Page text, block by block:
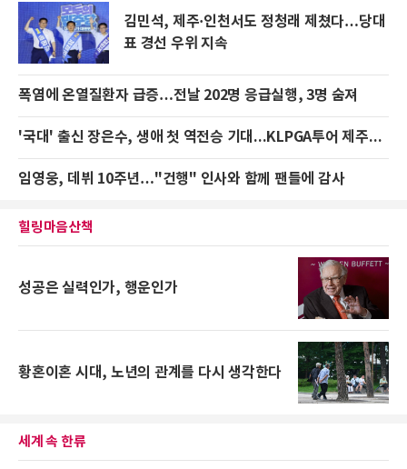
김민석, 제주·인천서도 정청래 제쳤다…당대
표 경선 우위 지속
폭염에 온열질환자 급증…전날 202명 응급실행, 3명 숨져
'국대' 출신 장은수, 생애 첫 역전승 기대...KLPGA투어 제주삼다수 마스터스 1타차 공동 2위
임영웅, 데뷔 10주년…"건행" 인사와 함께 팬들에 감사
힐링마음산책
성공은 실력인가, 행운인가
황혼이혼 시대, 노년의 관계를 다시 생각한다
세계 속 한류